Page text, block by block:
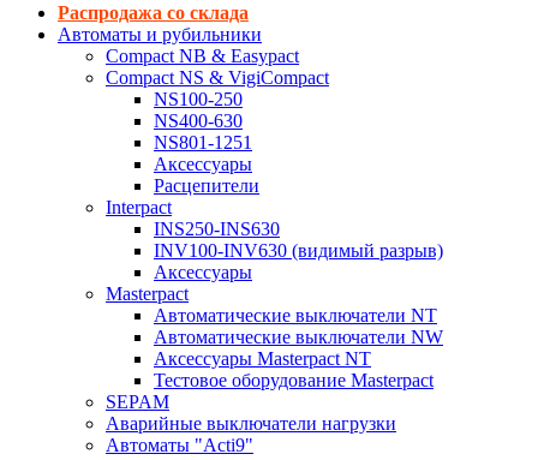
Распродажа со склада
Автоматы и рубильники
Compact NB & Easypact
Compact NS & VigiCompact
NS100-250
NS400-630
NS801-1251
Аксессуары
Расцепители
Interpact
INS250-INS630
INV100-INV630 (видимый разрыв)
Аксессуары
Masterpact
Автоматические выключатели NT
Автоматические выключатели NW
Аксессуары Masterpact NT
Тестовое оборудование Masterpact
SEPAM
Аварийные выключатели нагрузки
Автоматы "Acti9"